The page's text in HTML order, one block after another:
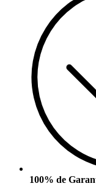
100% de